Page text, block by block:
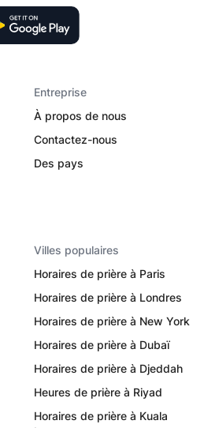
Entreprise
À propos de nous
Contactez-nous
Des pays
Villes populaires
Horaires de prière à Paris
Horaires de prière à Londres
Horaires de prière à New York
Horaires de prière à Dubaï
Horaires de prière à Djeddah
Heures de prière à Riyad
Horaires de prière à Kuala